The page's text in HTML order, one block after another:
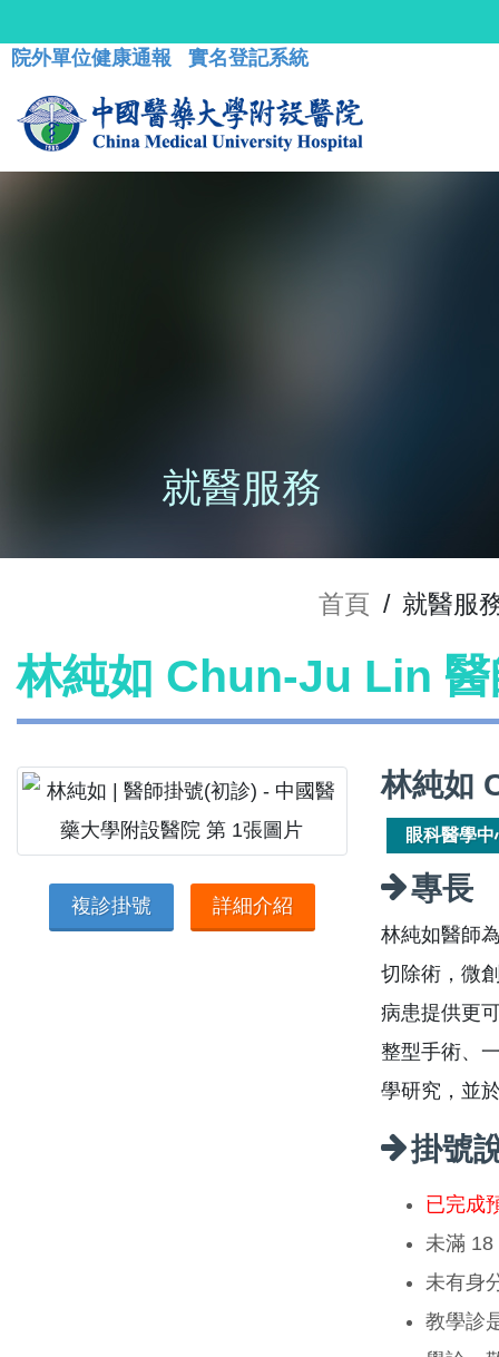
院外單位健康通報 實名登記系統
就醫服務
首頁 / 就醫服
林純如 Chun-Ju Lin
複診掛號 詳細介紹
林純如
眼科醫學中
專長
林純如醫師
切除術，微
病患提供更
整型手術、
學研究，並
掛號
已完成
未滿 18
未有身
教學診